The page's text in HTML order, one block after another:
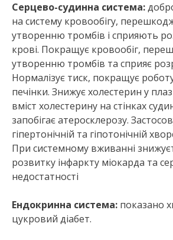
Серцево-судинна система:
на систему кровообігу,
утворенню тромбів і сприяють
крові. Покращує кровообіг,
утворенню тромбів та сприяє
Нормалізує тиск, покращує
печінки. Знижує холестерин у
вміст холестерину на стінках
запобігає атеросклерозу.
гіпертонічній та гіпотонічній
При системному вживанні
розвитку інфаркту міокарда та
недостатності
Ендокринна система: показано
цукровий діабет.